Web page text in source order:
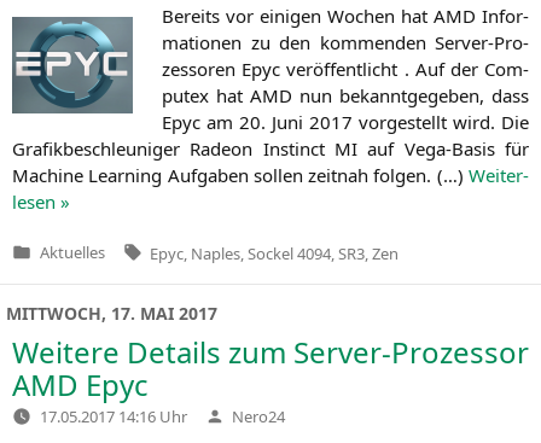
Bereits vor eini­gen Wochen hat AMD Infor­
ma­tio­nen zu den kom­men­den Ser­ver-Pro­
zes­so­ren Epyc ver­öf­fent­licht . Auf der Com­
putex hat AMD nun bekannt­ge­ge­ben, dass
Epyc am 20. Juni 2017 vor­ge­stellt wird. Die
Gra­fik­be­schleu­ni­ger Rade­on Instinct MI auf Vega-Basis für
Machi­ne Lear­ning Auf­ga­ben sol­len zeit­nah fol­gen. (…) Wei­ter­
le­sen »
Veröffentlicht
Aktuelles Tags:
Epyc Naples Sockel 4094 SR3 Zen
MITTWOCH, 17. MAI 2017
Weitere Details zum Server-Prozessor
AMD Epyc
17.05.2017 14:16 Uhr Verfasst
von
Nero24